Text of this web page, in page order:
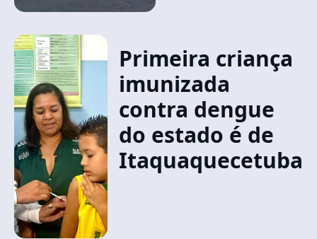
Primeira criança
imunizada
contra dengue
do estado é de
Itaquaquecetuba